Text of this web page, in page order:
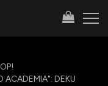
ACADEMIA": DEKU